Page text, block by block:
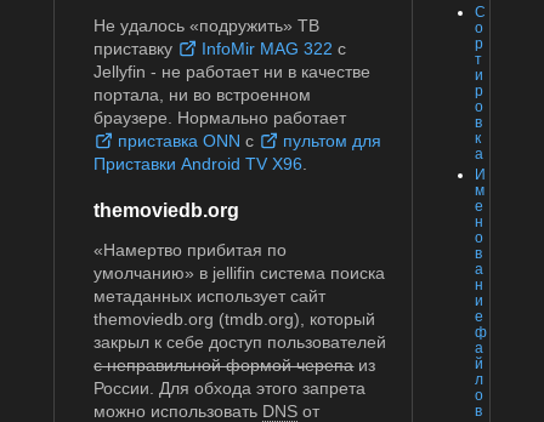
С
о
р
т
и
р
о
в
к
а
И
м
е
н
о
в
а
н
и
е
ф
а
й
л
о
в
Не удалось «подружить» ТВ
приставку
InfoMir MAG 322 с
Jellyfin - не работает ни в качестве
портала, ни во встроенном
браузере. Нормально работает
приставка ONN с
пультом для
Приставки Android TV X96.
themoviedb.org
«Намертво прибитая по
умолчанию» в jellifin система поиска
метаданных использует сайт
themoviedb.org (tmdb.org), который
закрыл к себе доступ пользователей
с неправильной формой черепаиз
России. Для обхода этого запрета
можно использовать DNS от